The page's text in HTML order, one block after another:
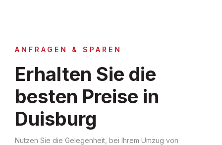
ANFRAGEN & SPAREN
Erhalten Sie die
besten Preise in
Duisburg
Nutzen Sie die Gelegenheit, bei Ihrem Umzug von